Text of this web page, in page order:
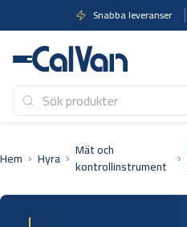
till
innehåll
Snabba leveranser
Hem Hyra
Mät och
kontrollinstrument